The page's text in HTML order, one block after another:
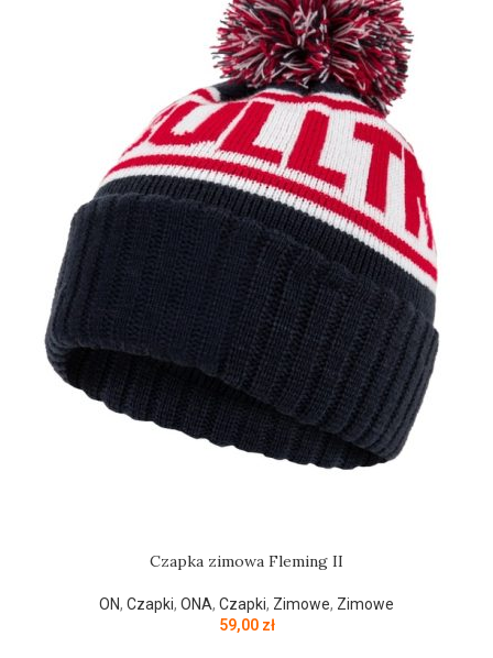
Czapka zimowa Fleming II
ON, Czapki, ONA, Czapki, Zimowe, Zimowe
59,00 zł